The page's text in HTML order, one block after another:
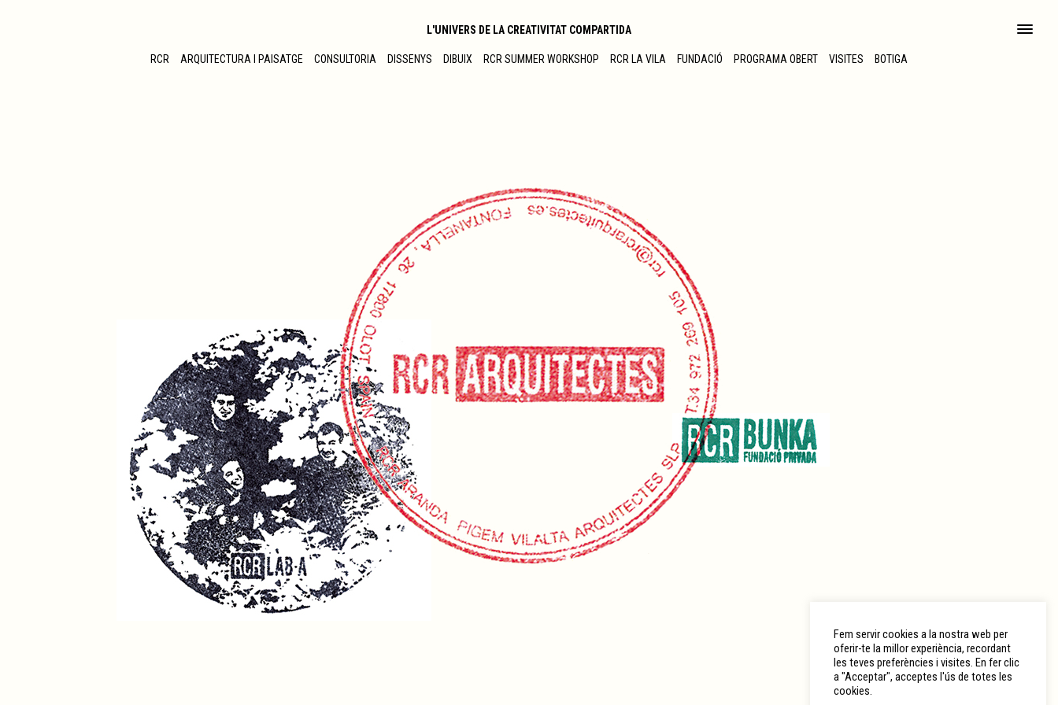
L'UNIVERS DE LA CREATIVITAT COMPARTIDA
RCR ARQUITECTURA I PAISATGE CONSULTORIA DISSENYS DIBUIX RCR SUMMER WORKSHOP RCR LA VILA FUNDACIÓ PROGRAMA OBERT VISITES BOTIGA
Fem servir cookies a la nostra web per
oferir-te la millor experiència, recordant
les teves preferències i visites. En fer clic
a "Acceptar", acceptes l'ús de totes les
cookies.